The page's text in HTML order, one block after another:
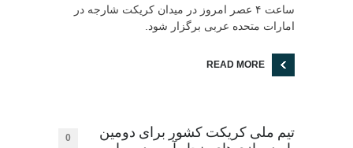
ساعت ۴ عصر امروز در میدان کریکت شارجه در
امارات متحده عربی برگزار شود.
READ MORE
تیم ملی کریکت کشور برای دومین
0